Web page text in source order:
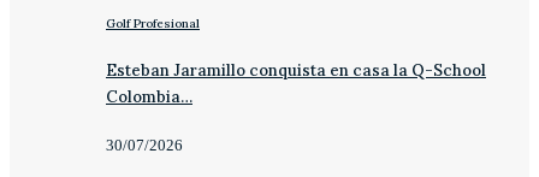
Golf Profesional
Esteban Jaramillo conquista en casa la Q-School
Colombia…
30/07/2026